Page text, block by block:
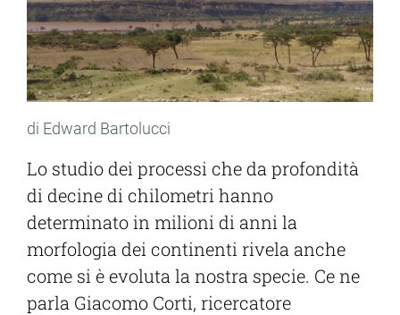
di Edward Bartolucci
Lo studio dei processi che da profondità
di decine di chilometri hanno
determinato in milioni di anni la
morfologia dei continenti rivela anche
come si è evoluta la nostra specie. Ce ne
parla Giacomo Corti, ricercatore